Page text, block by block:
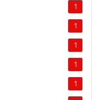
1
1
1
1
1